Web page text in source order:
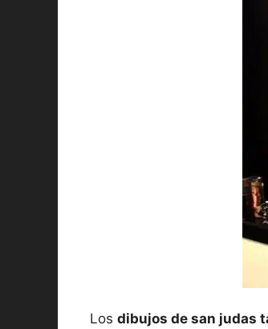
Los dibujos de san judas